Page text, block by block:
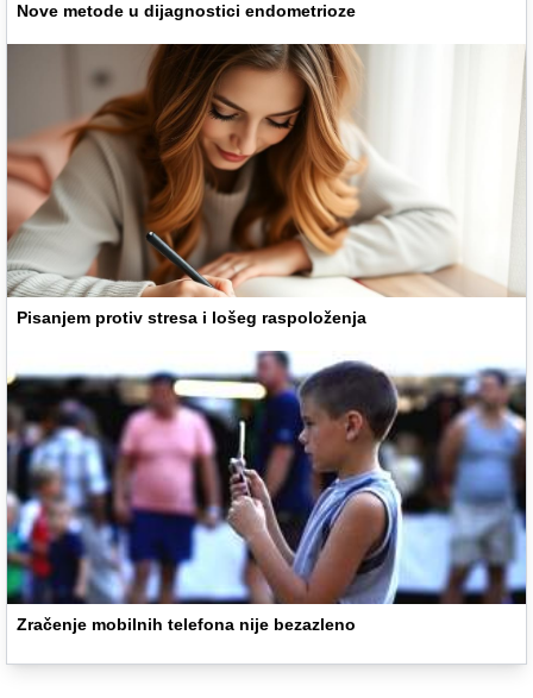
Nove metode u dijagnostici endometrioze
Pisanjem protiv stresa i lošeg raspoloženja
Zračenje mobilnih telefona nije bezazleno